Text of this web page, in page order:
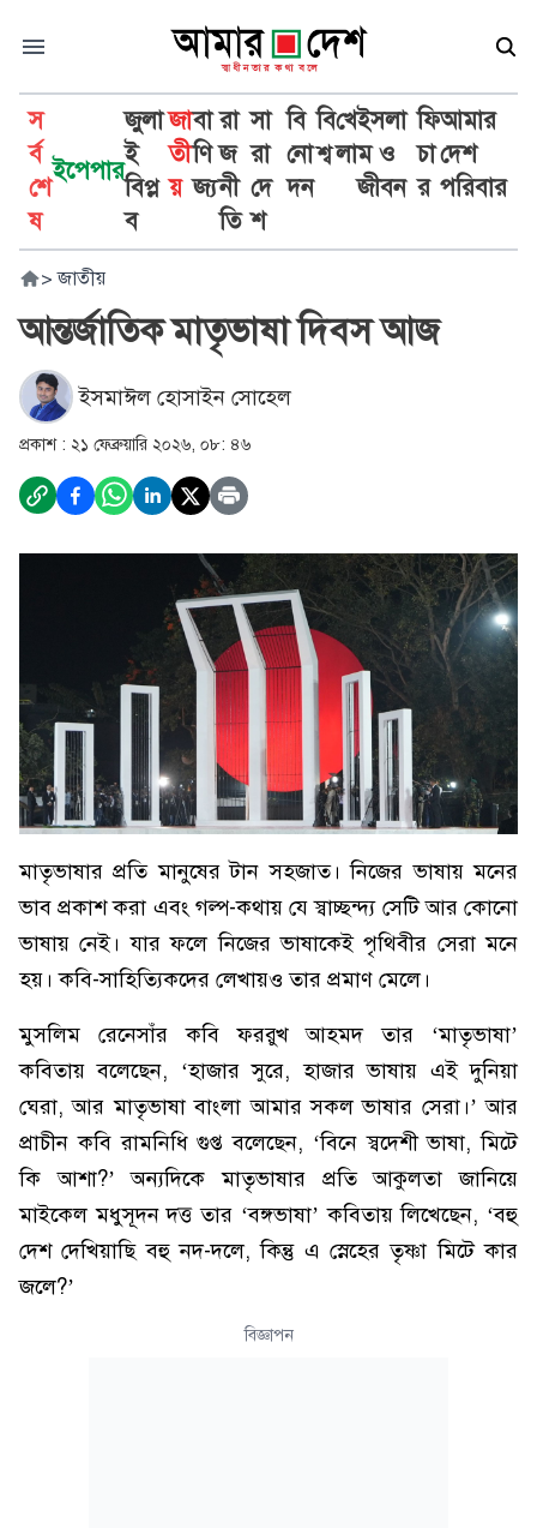
স
র্ব
শে
ষ
ইপেপার
জুলা
ই
বিপ্ল
ব
জা
তী
য়
বা
ণি
জ্য
রা
জ
নী
তি
সা
রা
দে
শ
বি
নো
দন
বি
শ্ব
খে
লা
ইসলা
ম ও
জীবন
ফি
চা
র
আমার
দেশ
পরিবার
> জাতীয়
আন্তর্জাতিক মাতৃভাষা দিবস আজ
ইসমাঈল হোসাইন সোহেল
প্রকাশ : ২১ ফেব্রুয়ারি ২০২৬, ০৮: ৪৬
মাতৃভাষার প্রতি মানুষের টান সহজাত। নিজের ভাষায় মনের
ভাব প্রকাশ করা এবং গল্প-কথায় যে স্বাচ্ছন্দ্য সেটি আর কোনো
ভাষায় নেই। যার ফলে নিজের ভাষাকেই পৃথিবীর সেরা মনে
হয়। কবি-সাহিত্যিকদের লেখায়ও তার প্রমাণ মেলে।
মুসলিম রেনেসাঁর কবি ফররুখ আহমদ তার ‘মাতৃভাষা’
কবিতায় বলেছেন, ‘হাজার সুরে, হাজার ভাষায় এই দুনিয়া
ঘেরা, আর মাতৃভাষা বাংলা আমার সকল ভাষার সেরা।’ আর
প্রাচীন কবি রামনিধি গুপ্ত বলেছেন, ‘বিনে স্বদেশী ভাষা, মিটে
কি আশা?’ অন্যদিকে মাতৃভাষার প্রতি আকুলতা জানিয়ে
মাইকেল মধুসূদন দত্ত তার ‘বঙ্গভাষা’ কবিতায় লিখেছেন, ‘বহু
দেশ দেখিয়াছি বহু নদ-দলে, কিন্তু এ স্নেহের তৃষ্ণা মিটে কার
জলে?’
বিজ্ঞাপন